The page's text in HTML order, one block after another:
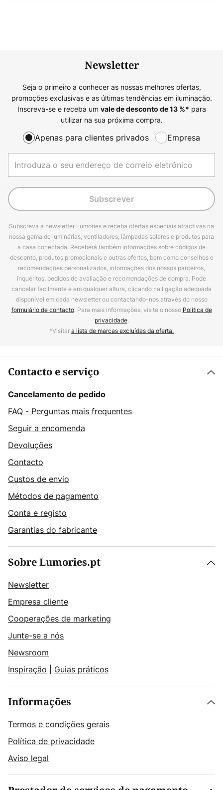
Newsletter
Seja o primeiro a conhecer as nossas melhores ofertas,
promoções exclusivas e as últimas tendências em iluminação.
Inscreva-se e receba um vale de desconto de13%* para
utilizar na sua próxima compra.
Apenas para clientes privados Empresa
Subscrever
Subscreva a newsletter Lumories e receba ofertas especiais atractivas na
nossa gama de luminárias, ventiladores, lâmpadas solares e produtos para
a casa conectada. Receberá também informações sobre códigos de
desconto, produtos promocionais e outras ofertas, bem como conselhos e
recomendações personalizados, informações dos nossos parceiros,
inquéritos, pedidos de avaliação e recomendações de compra. Pode
cancelar facilmente e em qualquer altura, clicando na ligação adequada
disponível em cada newsletter ou contactando-nos através do nosso
formulário de contacto. Para mais informações, visite o nosso Política de
privacidade.
*Visitara lista de marcas excluídas da oferta.
Contacto e serviço
Cancelamento de pedido
FAQ - Perguntas mais frequentes
Seguir a encomenda
Devoluções
Contacto
Custos de envio
Métodos de pagamento
Conta e registo
Garantias do fabricante
Sobre Lumories.pt
Newsletter
Empresa cliente
Cooperações de marketing
Junte-se a nós
Newsroom
Inspiração
Guias práticos
Informações
Termos e condições gerais
Política de privacidade
Aviso legal